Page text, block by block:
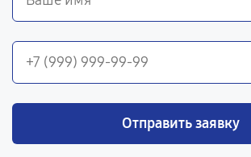
Отправить заявку